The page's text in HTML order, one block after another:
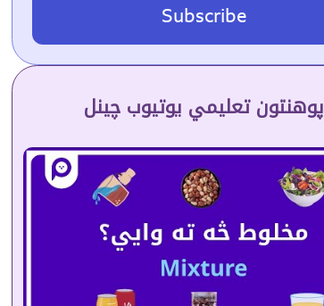
Subscribe
پوهنتون تعلیمي یوتیوب چینل